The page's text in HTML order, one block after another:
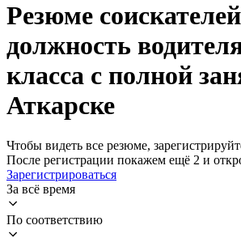
Резюме
должность
класса с полной
Аткарске
Чтобы видеть все резюме,
После регистрации покажем ещё 2 и
Зарегистрироваться
За всё время
По соответствию